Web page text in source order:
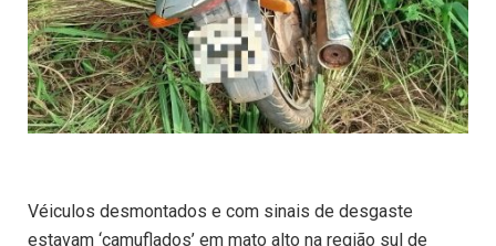
Véiculos desmontados e com sinais de desgaste
estavam ‘camuflados’ em mato alto na região sul de